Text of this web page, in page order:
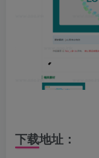
下载地址：